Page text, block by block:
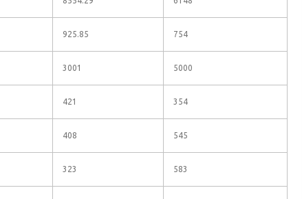
925.85 754
3001 5000
421 354
408 545
323 583